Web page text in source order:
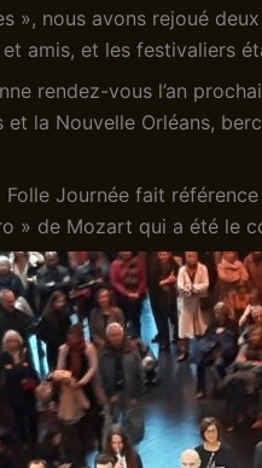
», nous avons rejoué
amis, et les festivaliers
rendez-vous l’an
et la Nouvelle Orléans,
Journée fait
» de Mozart qui a été le